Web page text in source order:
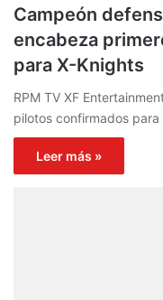
Campeón
encabeza
para X-Knights
RPM TV XF
pilotos confirmados
Leer más »